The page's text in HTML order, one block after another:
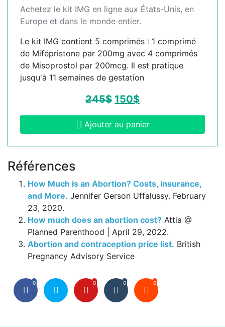
Achetez le kit IMG en ligne aux États-Unis, en
Europe et dans le monde entier.
Le kit IMG contient 5 comprimés : 1 comprimé
de Mifépristone par 200mg avec 4 comprimés
de Misoprostol par 200mcg. Il est pratique
jusqu'à 11 semaines de gestation
245$ 150$
Ajouter au panier
Références
How Much is an Abortion? Costs, Insurance,
and More. Jennifer Gerson Uffalussy. February
23, 2020.
How much does an abortion cost? Attia @
Planned Parenthood | April 29, 2022.
Abortion and contraception price list. British
Pregnancy Advisory Service
0 0 0 0